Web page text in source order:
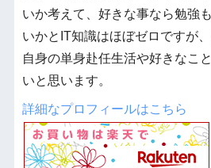
いか考えて、好きな事なら勉強
いかとIT知識はほぼゼロですが
自身の単身赴任生活や好きなこ
いと思います。
詳細なプロフィールはこちら